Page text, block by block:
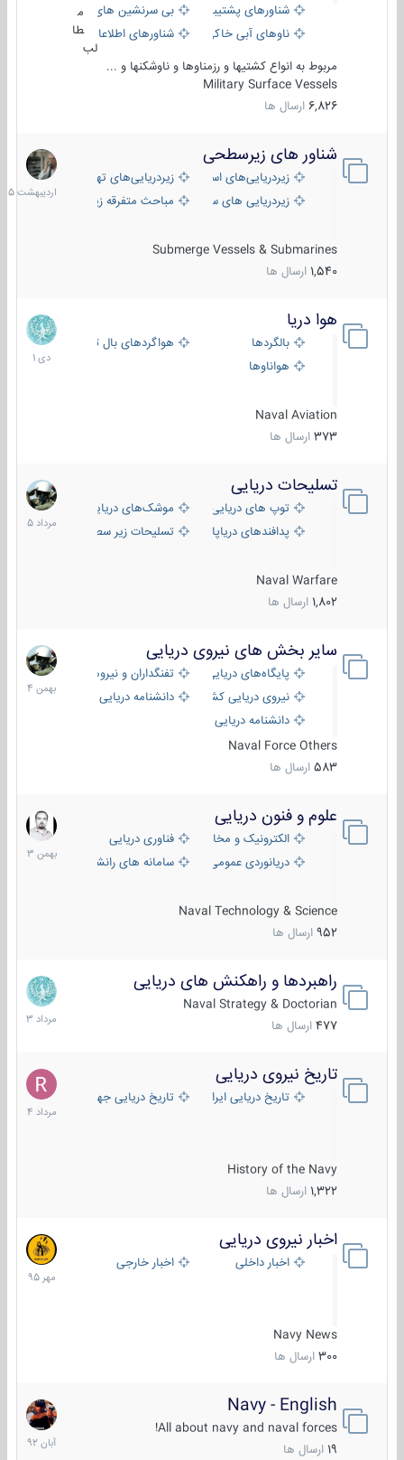
شناورهای پشتیبانی
بی سرنشین های دریایی
ناوهای آبی خاکی و نیروبرشناورهای اطلاعاتی و جاسوسی
طا
لب
مربوط به انواع کشتیها و رزمناوها و ناوشکنها و ...
Military Surface Vessels
6,826 ارسال ها
شناور های زیرسطحی
زیردریایی‌های استراتژیکزیردریایی‌های تهاجمی
زیردریایی های سبک
مباحث متفرقه زیرسطحی
Submerge Vessels & Submarines
1,540 ارسال ها
31
1405
هوا دریا
بالگردها
هواگردهای بال ثابت
هواناوها
Naval Aviation
373 ارسال ها
12
دی
1401
تسلیحات دریایی
توپ های دریایی
موشک‌های دریایی
پدافندهای دریاپایه
تسلیحات زیر سطحی
Naval Warfare
1,802 ارسال ها
2
مرداد
1405
سایر بخش های نیروی دریایی
پایگاه‌های دریایی
تفنگداران و نیروهای ویژه‌ی دریایی
نیروی دریایی کشورهای مختلفدانشنامه دریایی
دانشنامه دریایی کپی
Naval Force Others
583 ارسال ها
22
بهمن
1404
علوم و فنون دریایی
الکترونیک و مخابرات دریاییفناوری دریایی
دریانوردی عمومی
سامانه های رانشی دریایی
Naval Technology & Science
952 ارسال ها
6
بهمن
1403
راهبردها و راهکنش های دریایی
Naval Strategy & Doctorian
477 ارسال ها
2
مرداد
1403
تاریخ نیروی دریایی
تاریخ دریایی ایران تاریخ دریایی جهان
History of the Navy
1,322 ارسال ها
16
مرداد
1404
اخبار نیروی دریایی
اخبار داخلی اخبار خارجی
Navy News
300 ارسال ها
27
مهر
1395
Navy - English
All about navy and naval forces!
ارسال ها
22
آبان
1392